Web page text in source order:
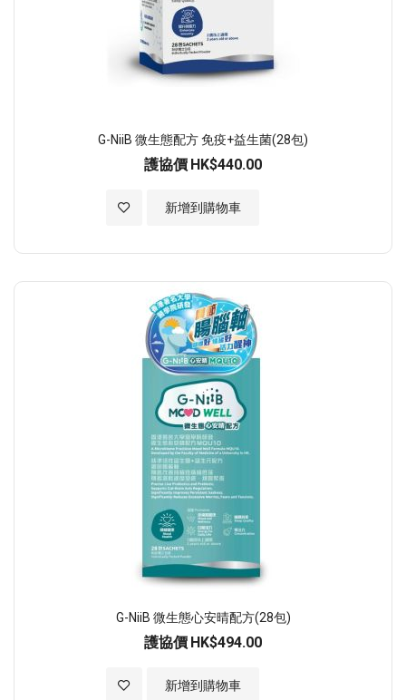
G-NiiB 微生態配方 免疫+益生菌(28包)
護協價 HK$440.00
新增到購物車
加入至願望清單
G-NiiB 微生態心安晴配方(28包)
護協價 HK$494.00
新增到購物車
加入至願望清單